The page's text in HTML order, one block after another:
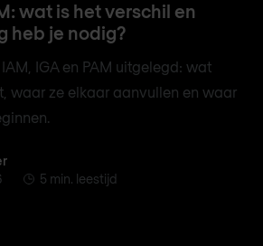
wat is het verschil en
heb je nodig?
IGA en PAM uitgelegd: wat
waar ze elkaar aanvullen en waar
5 min. leestijd